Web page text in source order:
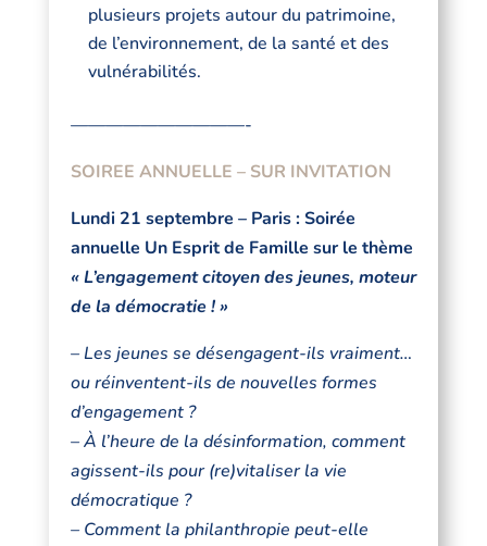
plusieurs projets autour du patrimoine,
de l’environnement, de la santé et des
vulnérabilités.
——————————-
SOIREE ANNUELLE – SUR INVITATION
Lundi 21 septembre – Paris : Soirée
annuelle Un Esprit de Famille sur le thème
« L’engagement citoyen des jeunes, moteur
de la démocratie ! »
– Les jeunes se désengagent-ils vraiment…
ou réinventent-ils de nouvelles formes
d’engagement ?
– À l’heure de la désinformation, comment
agissent-ils pour (re)vitaliser la vie
démocratique ?
– Comment la philanthropie peut-elle